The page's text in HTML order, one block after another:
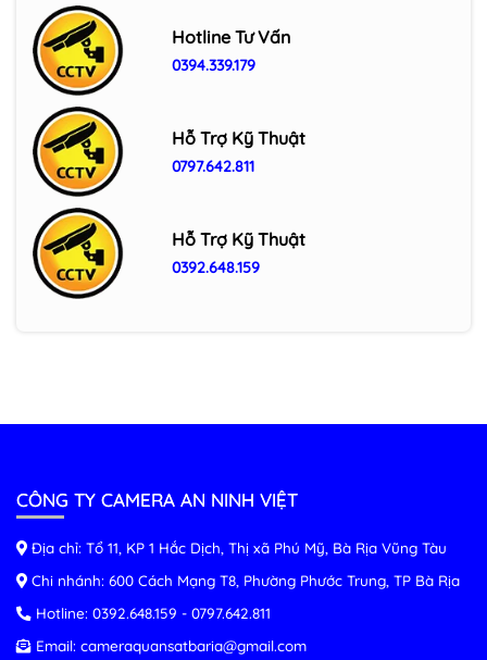
Hotline Tư Vấn
0394.339.179
Hỗ Trợ Kỹ Thuật
0797.642.811
Hỗ Trợ Kỹ Thuật
0392.648.159
CÔNG TY CAMERA AN NINH VIỆT
Địa chỉ: Tổ 11, KP 1 Hắc Dịch, Thị xã Phú Mỹ, Bà Rịa Vũng Tàu
Chi nhánh: 600 Cách Mạng T8, Phường Phước Trung, TP Bà Rịa
Hotline: 0392.648.159 - 0797.642.811
Email: cameraquansatbaria@gmail.com